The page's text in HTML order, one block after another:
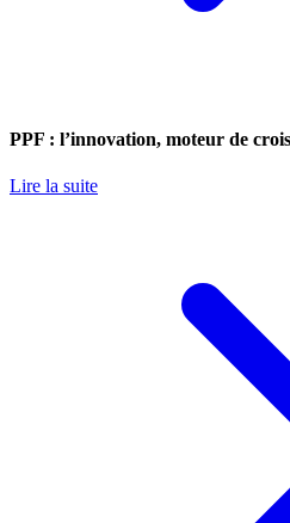
PPF : l’innovation, moteur de
Lire la suite